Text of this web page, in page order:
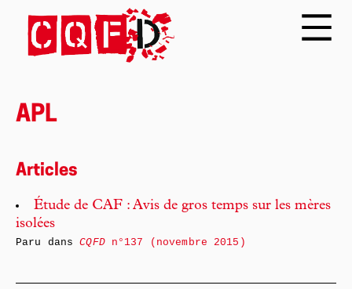
APL
Articles
Étude de CAF : Avis de gros temps sur les mères
isolées
Paru dansCQFDn°137 (novembre 2015)